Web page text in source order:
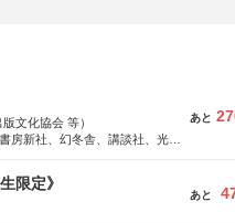
文化協会 等）
房新社、幻冬舎、講談社、光文
あと
限定》
あと